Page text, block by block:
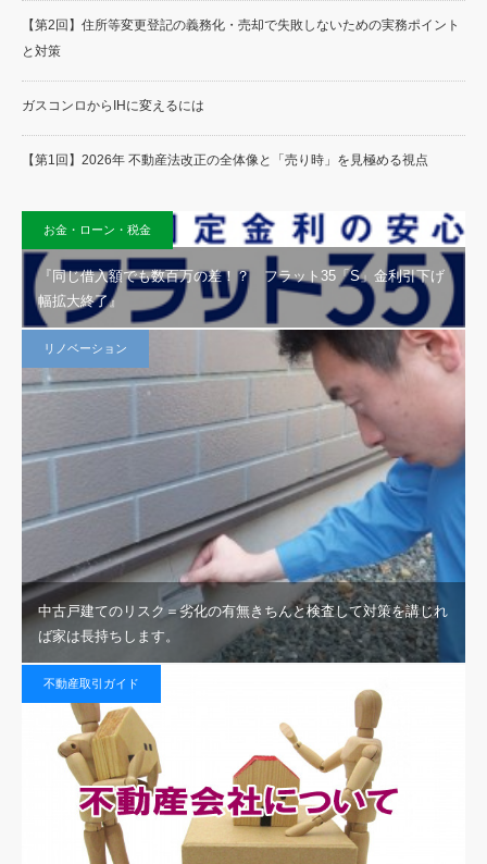
【第2回】住所等変更登記の義務化・売却で失敗しないための実務ポイント
と対策
ガスコンロからIHに変えるには
【第1回】2026年 不動産法改正の全体像と「売り時」を見極める視点
お金・ローン・税金
『同じ借入額でも数百万の差！？ フラット35「S」金利引下げ
幅拡大終了』
リノベーション
中古戸建てのリスク＝劣化の有無きちんと検査して対策を講じれ
ば家は長持ちします。
不動産取引ガイド